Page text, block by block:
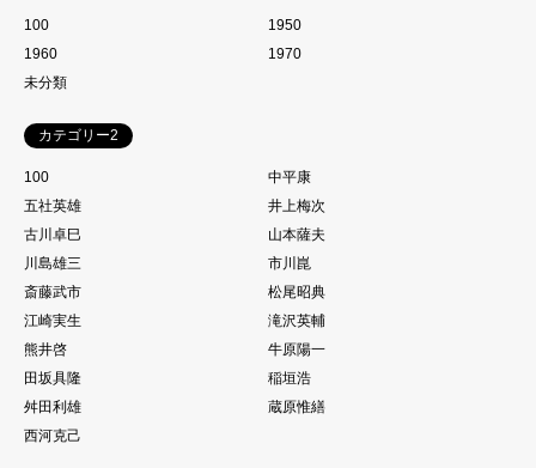
100
1950
1960
1970
未分類
カテゴリー2
100
中平康
五社英雄
井上梅次
古川卓巳
山本薩夫
川島雄三
市川崑
斎藤武市
松尾昭典
江崎実生
滝沢英輔
熊井啓
牛原陽一
田坂具隆
稲垣浩
舛田利雄
蔵原惟繕
西河克己